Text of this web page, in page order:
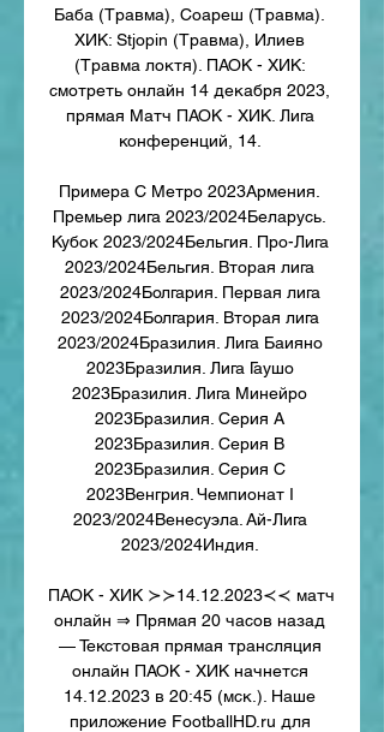
Баба (Травма), Соареш (Травма).
ХИК: Stjopin (Травма), Илиев
(Травма локтя). ПАОК - ХИК:
смотреть онлайн 14 декабря 2023,
прямая Матч ПАОК - ХИК. Лига
конференций, 14.
Примера C Метро 2023Армения.
Премьер лига 2023/2024Беларусь.
Кубок 2023/2024Бельгия. Про-Лига
2023/2024Бельгия. Вторая лига
2023/2024Болгария. Первая лига
2023/2024Болгария. Вторая лига
2023/2024Бразилия. Лига Баияно
2023Бразилия. Лига Гаушо
2023Бразилия. Лига Минейро
2023Бразилия. Серия A
2023Бразилия. Серия B
2023Бразилия. Серия С
2023Венгрия. Чемпионат I
2023/2024Венесуэла. Ай-Лига
2023/2024Индия.
ПАОК - ХИК ≻≻14.12.2023≺≺ матч
онлайн ⇒ Прямая 20 часов назад
— Текстовая прямая трансляция
онлайн ПАОК - ХИК начнется
14.12.2023 в 20:45 (мск.). Наше
приложение FootballHD.ru для